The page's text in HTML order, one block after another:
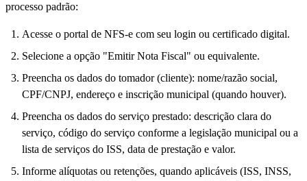
processo padrão:
Acesse o portal de NFS-e com seu login ou certificado digital.
Selecione a opção "Emitir Nota Fiscal" ou equivalente.
Preencha os dados do tomador (cliente): nome/razão social,
CPF/CNPJ, endereço e inscrição municipal (quando houver).
Preencha os dados do serviço prestado: descrição clara do
serviço, código do serviço conforme a legislação municipal ou a
lista de serviços do ISS, data de prestação e valor.
Informe alíquotas ou retenções, quando aplicáveis (ISS, INSS,